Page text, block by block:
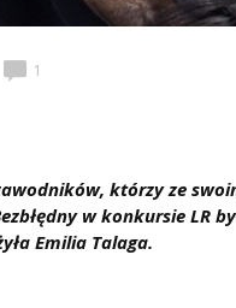
1
którzy ze
w konkursie LR
Emilia Talaga.